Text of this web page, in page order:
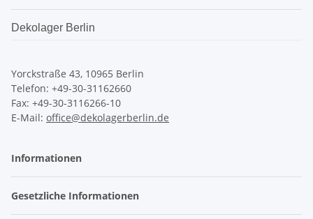
Dekolager Berlin
Yorckstraße 43, 10965 Berlin
Telefon: +49-30-31162660
Fax: +49-30-3116266-10
E-Mail: office@dekolagerberlin.de
Informationen
Gesetzliche Informationen